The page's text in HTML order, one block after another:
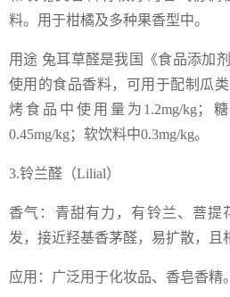
料。用于柑橘及多种果香型中。
用途 兔耳草醛是我国《食品添加
使用的食品香料，可用于配制瓜
烤食品中使用量为1.2mg/kg；
0.45mg/kg；软饮料中0.3mg/kg。
3.铃兰醛（Lilial）
香气：青甜有力，有铃兰、菩提
发，接近羟基香茅醛，易扩散，且
应用：广泛用于化妆品、香皂香精。